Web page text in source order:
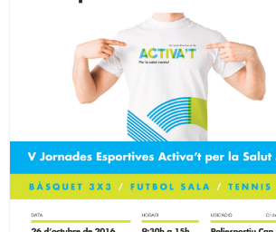
Catàleg de Serveis i Tràmits
Webs Municipals